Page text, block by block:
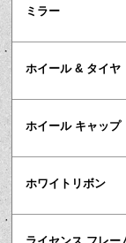
ミラー
ホイール & タイヤ
ホイール キャップ
ホワイトリボン